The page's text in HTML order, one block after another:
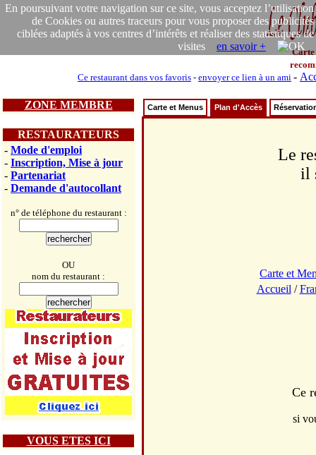
En poursuivant votre navigation sur ce site, vous acceptez l’utilisation
de Cookies ou autres traceurs pour vous proposer des publicités
ciblées adaptés à vos centres d’intérêts et réaliser des statistiques de
visites en savoir +
Carte
Ce restaurant dans vos favoris - envoyer ce lien à un ami -
ZONE MEMBRE
RESTAURATEURS
- Mode d'emploi
- Inscription, Mise à jour
- Partenariat
- Demande d'autocollant
n° de téléphone du restaurant :
OU
nom du restaurant :
VOUS ETES ICI
Carte et Menus Plan d'Accès
Le
il
Carte et
Accueil /
Ce
si